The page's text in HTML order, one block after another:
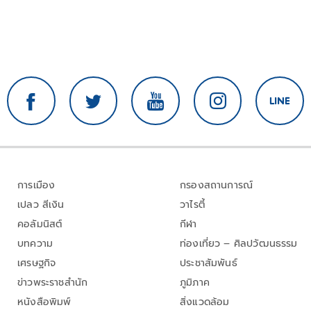
การเมือง
เปลว สีเงิน
คอลัมนิสต์
บทความ
เศรษฐกิจ
ข่าวพระราชสำนัก
หนังสือพิมพ์
กรองสถานการณ์
วาไรตี้
กีฬา
ท่องเที่ยว – ศิลปวัฒนธรรม
ประชาสัมพันธ์
ภูมิภาค
สิ่งแวดล้อม